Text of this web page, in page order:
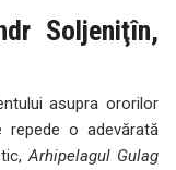
Soljeniţîn,
asupra ororilor
repede o adevărată
Arhipelagul Gulag